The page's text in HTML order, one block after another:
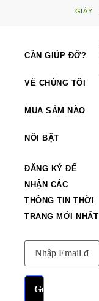
GIÀY
CẦN GIÚP ĐỠ?
VỀ CHÚNG TÔI
MUA SẮM NÀO
NỔI BẬT
ĐĂNG KÝ ĐỂ
NHẬN CÁC
THÔNG TIN THỜI
TRANG MỚI NHẤT